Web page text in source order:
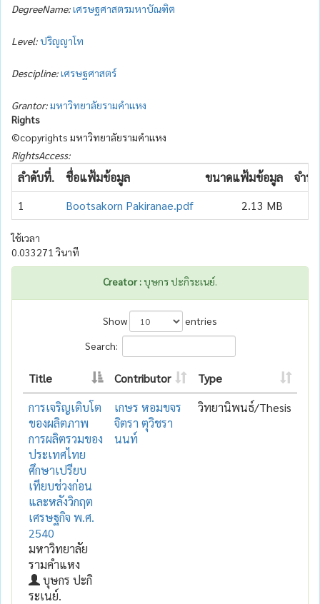
DegreeName:เศรษฐศาสตรมหาบัณฑิต
Level:ปริญญาโท
Descipline:เศรษฐศาสตร์
Grantor:มหาวิทยาลัยรามคำแหง
Rights
©copyrights มหาวิทยาลัยรามคำแหง
RightsAccess:
ลำดับที่. ชื่อแฟ้มข้อมูล ขนาดแฟ้มข้อมูล
จำน
1
Bootsakorn Pakiranae.pdf 2.13 MB
ใช้เวลา
0.033271 วินาที
Creator : บุษกร ปะกิระเนย์.
Show
entries
Search:
Title Contributor
Type
การเจริญเติบโต
ของผลิตภาพ
การผลิตรวมของ
ประเทศไทย
ศึกษาเปรียบ
เทียบช่วงก่อน
และหลังวิกฤต
เศรษฐกิจ พ.ศ.
2540
มหาวิทยาลัย
รามคำแหง
บุษกร ปะกิ
ระเนย์.
เกษร หอมขจร
จิตรา ตุวิชรา
นนท์
วิทยานิพนธ์/Thesis